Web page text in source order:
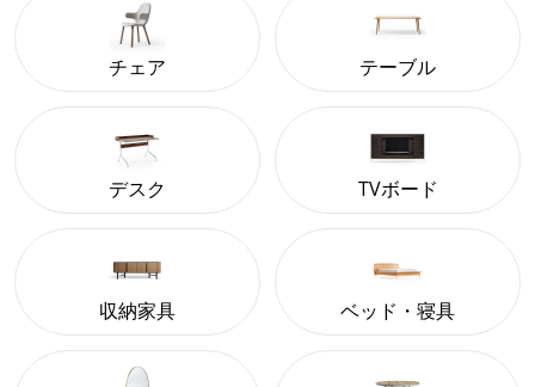
チェア テーブル
デスク TVボード
収納家具 ベッド・寝具